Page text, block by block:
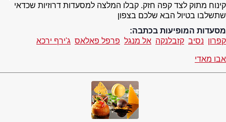
קינוח מתוק לצד קפה חזק. קבלו המלצה למסעדות דרוזיות שכדאי
שתשלבו בטיול הבא שלכם בצפון
מסעדות המופיעות בכתבה:
קפרון נסיב קזבלנקה אל מנגל פרפל פאלאס ג'ירף ירכא
אבו מאדי